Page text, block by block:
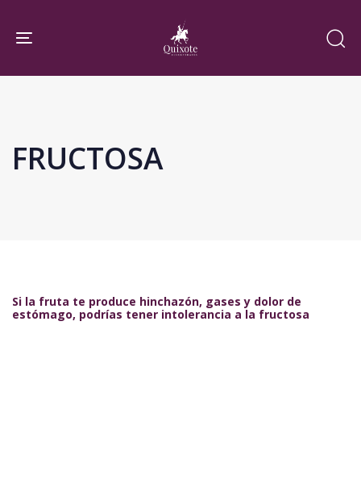
links
content
Toggle navigation
FRUCTOSA
Si la fruta te produce hinchazón, gases y dolor de
estómago, podrías tener intolerancia a la fructosa